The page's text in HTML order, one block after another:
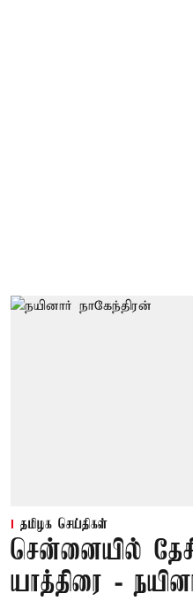
தமிழக செய்திகள்
சென்னையில்
யாத்திரை -